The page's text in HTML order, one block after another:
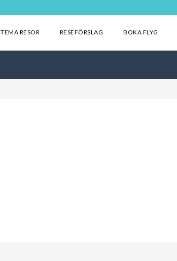
TEMA RESOR RESEFÖRSLAG BOKA FLYG